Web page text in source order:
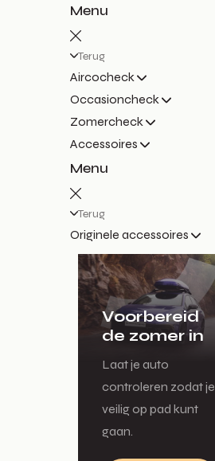
Menu
Terug
Aircocheck
Occasioncheck
Zomercheck
Accessoires
Menu
Terug
Originele accessoires
Voorbereid
de zomer in
Laat je auto
controleren zodat je
veilig op pad kunt
gaan.